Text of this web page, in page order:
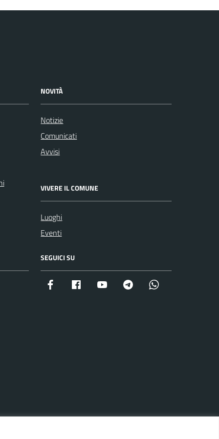
NOVITÀ
Notizie
Comunicati
Avvisi
VIVERE IL COMUNE
Luoghi
Eventi
SEGUICI SU
Facebook istituzionale
Facebook museo civico
YouTube Telegram